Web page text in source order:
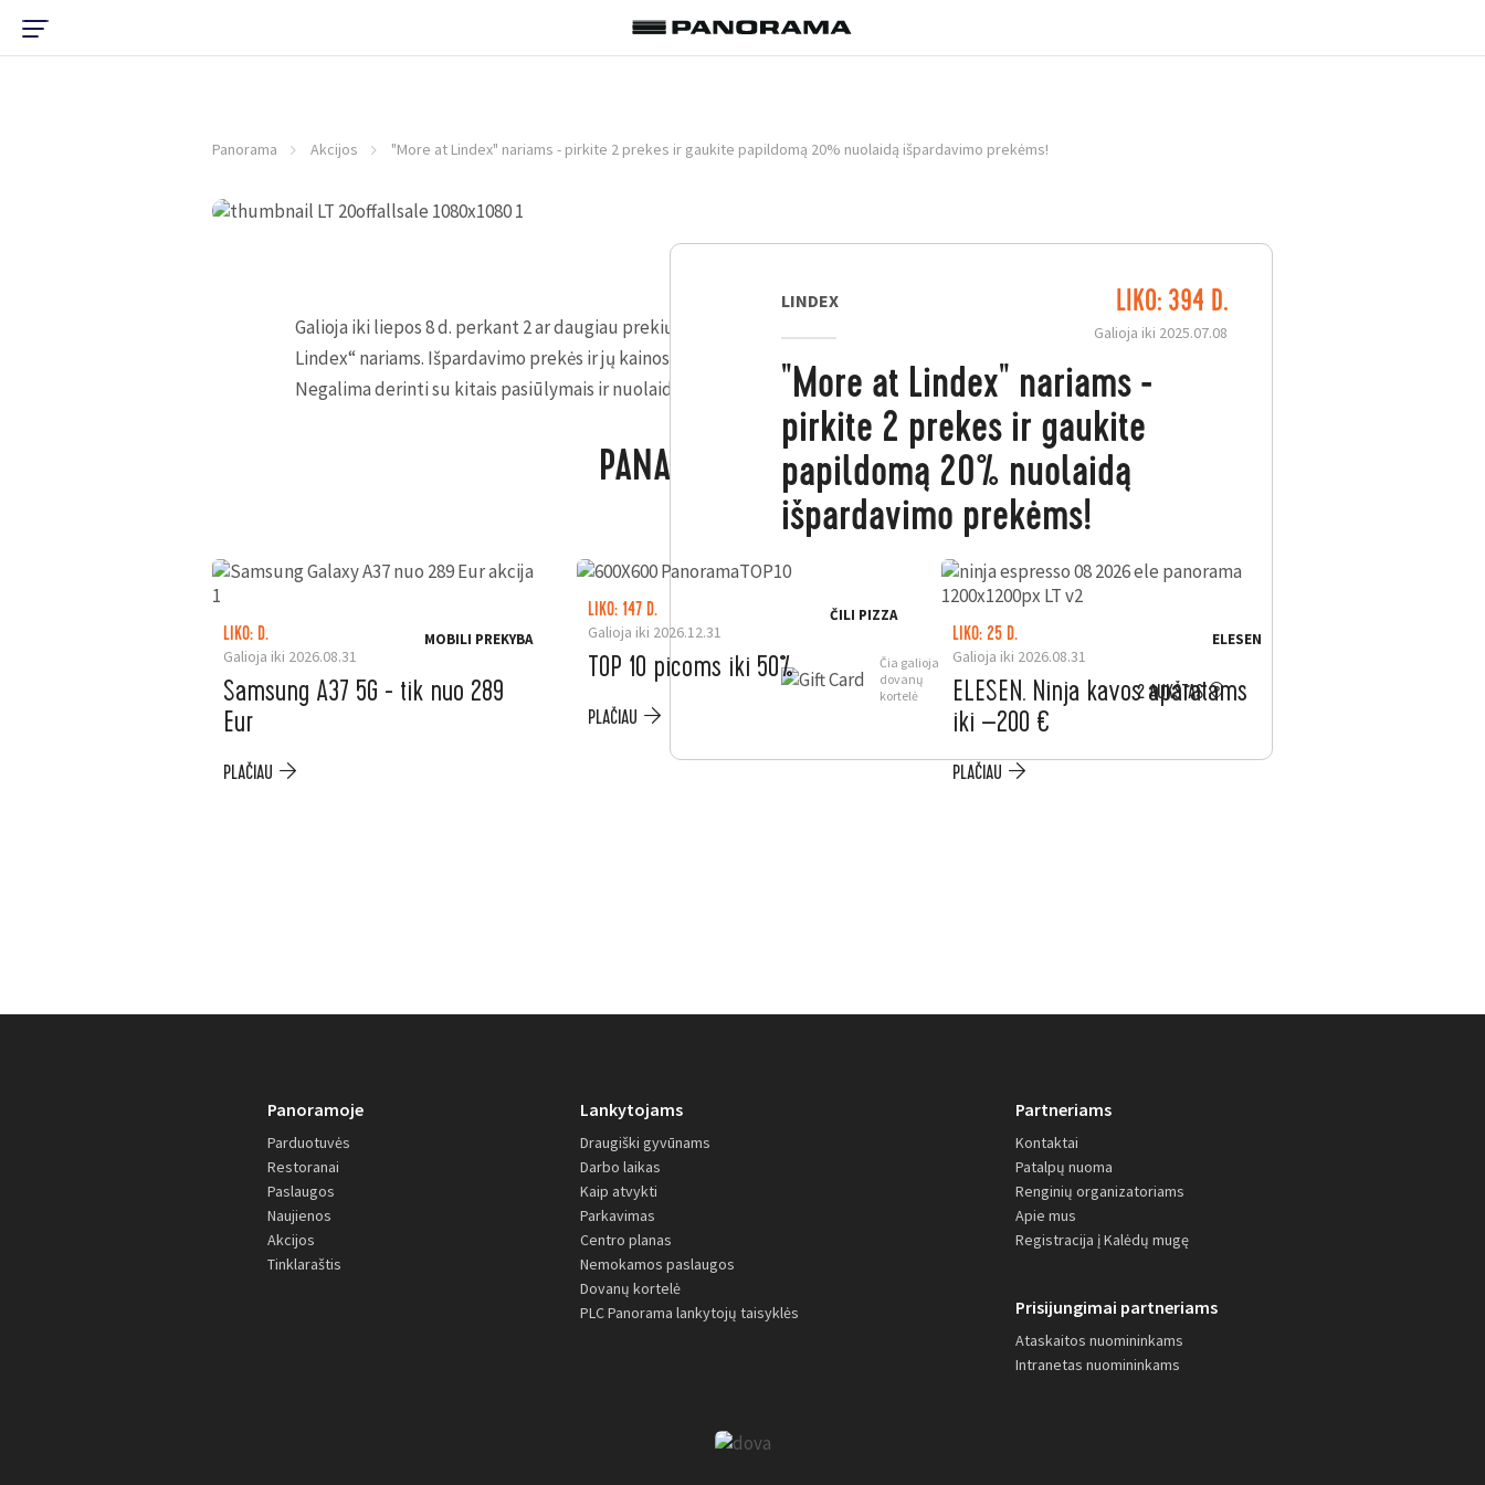
Panorama Akcijos "More at Lindex" nariams - pirkite 2 prekes ir gaukite papildomą 20% nuolaidą išpardavimo prekėms!
LINDEX LIKO: 394 D.
Galioja iki 2025.07.08
"More at Lindex" nariams -
pirkite 2 prekes ir gaukite
papildomą 20% nuolaidą
išpardavimo prekėms!
Čia galioja
dovanų
kortelė
2 AUKŠTAS
Galioja iki liepos 8 d. perkant 2 ar daugiau prekių. Taikoma naujiems ir esamiems lojalumo programos „More at
Lindex“ nariams. Išpardavimo prekės ir jų kainos interneto svetainėje ir fizinėse parduotuvėse gali skirtis.
Negalima derinti su kitais pasiūlymais ir nuolaidomis.
PANAŠŪS PASIŪLYMAI
LIKO: D.
Galioja iki 2026.08.31
MOBILI PREKYBA
Samsung A37 5G - tik nuo 289
Eur
PLAČIAU
LIKO: 147 D.
Galioja iki 2026.12.31
ČILI PIZZA
TOP 10 picoms iki 50%
PLAČIAU
LIKO: 25 D.
Galioja iki 2026.08.31
ELESEN
ELESEN. Ninja kavos aparatams
iki –200 €
PLAČIAU
Panoramoje
Parduotuvės
Restoranai
Paslaugos
Naujienos
Akcijos
Tinklaraštis
Lankytojams
Draugiški gyvūnams
Darbo laikas
Kaip atvykti
Parkavimas
Centro planas
Nemokamos paslaugos
Dovanų kortelė
PLC Panorama lankytojų taisyklės
Partneriams
Kontaktai
Patalpų nuoma
Renginių organizatoriams
Apie mus
Registracija į Kalėdų mugę
Prisijungimai partneriams
Ataskaitos nuomininkams
Intranetas nuomininkams